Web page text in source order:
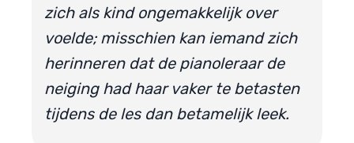
zich als kind ongemakkelijk over
voelde; misschien kan iemand zich
herinneren dat de pianoleraar de
neiging had haar vaker te betasten
tijdens de les dan betamelijk leek.